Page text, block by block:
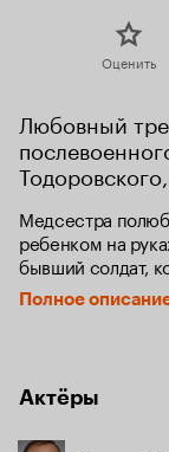
Оценить
Любовный
Медсестра
ребенком на
бывший солдат,
нее влюблен —
кажется вполне
Полное
Актёры